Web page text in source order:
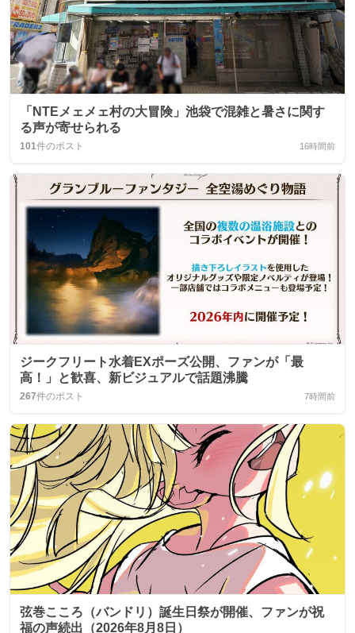
「NTEメェメェ村の大冒険」池袋で混雑と暑さに関す
る声が寄せられる
101件のポスト 16時間前
ジークフリート水着EXポーズ公開、ファンが「最
高！」と歓喜、新ビジュアルで話題沸騰
267件のポスト 7時間前
弦巻こころ（バンドリ）誕生日祭が開催、ファンが祝
福の声続出（2026年8月8日）